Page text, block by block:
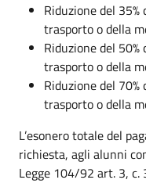
Riduzione del
trasporto o della
Riduzione del
trasporto o della
Riduzione del
trasporto o della
L’esonero totale del
richiesta, agli alunni
Legge 104/92 art. 3, c.